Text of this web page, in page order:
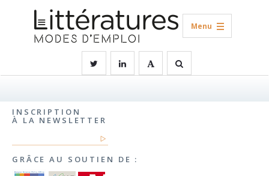
Menu
INSCRIPTION
À LA NEWSLETTER
GRÂCE AU SOUTIEN DE :